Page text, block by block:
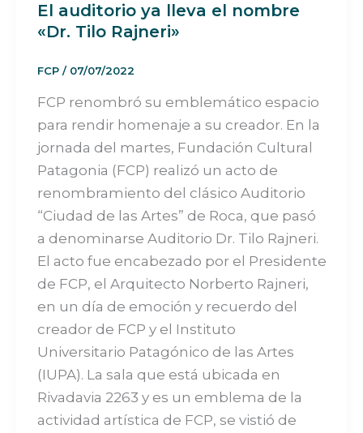
El auditorio ya lleva el nombre
«Dr. Tilo Rajneri»
FCP / 07/07/2022
FCP renombró su emblemático espacio
para rendir homenaje a su creador. En la
jornada del martes, Fundación Cultural
Patagonia (FCP) realizó un acto de
renombramiento del clásico Auditorio
“Ciudad de las Artes” de Roca, que pasó
a denominarse Auditorio Dr. Tilo Rajneri.
El acto fue encabezado por el Presidente
de FCP, el Arquitecto Norberto Rajneri,
en un día de emoción y recuerdo del
creador de FCP y el Instituto
Universitario Patagónico de las Artes
(IUPA). La sala que está ubicada en
Rivadavia 2263 y es un emblema de la
actividad artística de FCP, se vistió de